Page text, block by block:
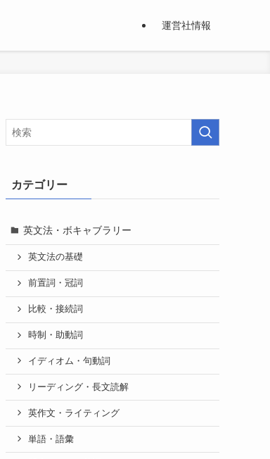
運営社情報
カテゴリー
英文法・ボキャブラリー
英文法の基礎
前置詞・冠詞
比較・接続詞
時制・助動詞
イディオム・句動詞
リーディング・長文読解
英作文・ライティング
単語・語彙